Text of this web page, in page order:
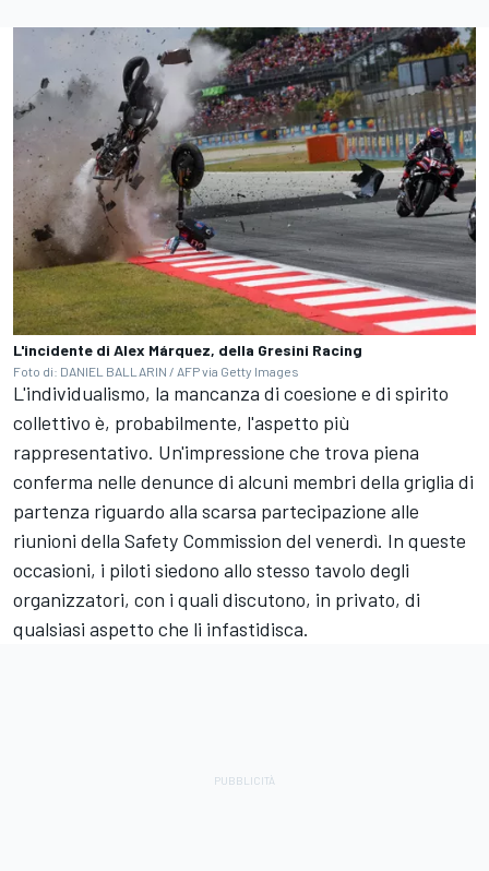
L'incidente di Alex Márquez, della Gresini Racing
Foto di: DANIEL BALLARIN / AFP via Getty Images
L'individualismo, la mancanza di coesione e di spirito
collettivo è, probabilmente, l'aspetto più
rappresentativo. Un'impressione che trova piena
conferma nelle denunce di alcuni membri della griglia di
partenza riguardo alla scarsa partecipazione alle
riunioni della Safety Commission del venerdì. In queste
occasioni, i piloti siedono allo stesso tavolo degli
organizzatori, con i quali discutono, in privato, di
qualsiasi aspetto che li infastidisca.